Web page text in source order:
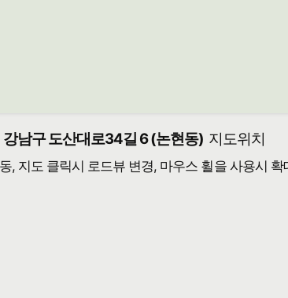
강남구 도산대로34길 6 (논현동) 지도위치
, 지도 클릭시 로드뷰 변경, 마우스 휠을 사용시